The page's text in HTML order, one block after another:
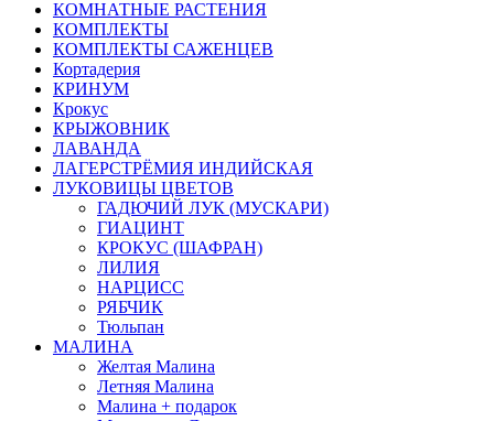
КОМНАТНЫЕ РАСТЕНИЯ
КОМПЛЕКТЫ
КОМПЛЕКТЫ САЖЕНЦЕВ
Кортадерия
КРИНУМ
Крокус
КРЫЖОВНИК
ЛАВАНДА
ЛАГЕРСТРЁМИЯ ИНДИЙСКАЯ
ЛУКОВИЦЫ ЦВЕТОВ
ГАДЮЧИЙ ЛУК (МУСКАРИ)
ГИАЦИНТ
КРОКУС (ШАФРАН)
ЛИЛИЯ
НАРЦИСС
РЯБЧИК
Тюльпан
МАЛИНА
Желтая Малина
Летняя Малина
Малина + подарок